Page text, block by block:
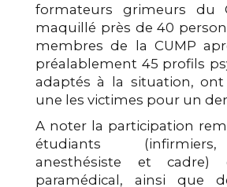
formateurs grimeurs du
maquillé près de 40
membres de la CUMP
préalablement 45 profils
adaptés à la situation,
une les victimes pour un
A noter la participation
étudiants
anesthésiste et cadre)
paramédical, ainsi que